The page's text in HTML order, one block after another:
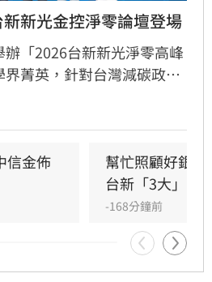
新光金控淨零論壇登場
「2026台新新光淨零高峰
菁英，針對台灣減碳政
轉型策略進行深度對話。
，論壇邁入第五年，致力協
國際競爭力。會中上銀、強
標企業分享低碳實踐經驗。
異的永續績效，不僅連續三
鑑銀行業全球前1%，更獲
級，展現其帶領產業接軌
信金佈
幫忙照顧好銀
台新「3大」防
-168分鐘前